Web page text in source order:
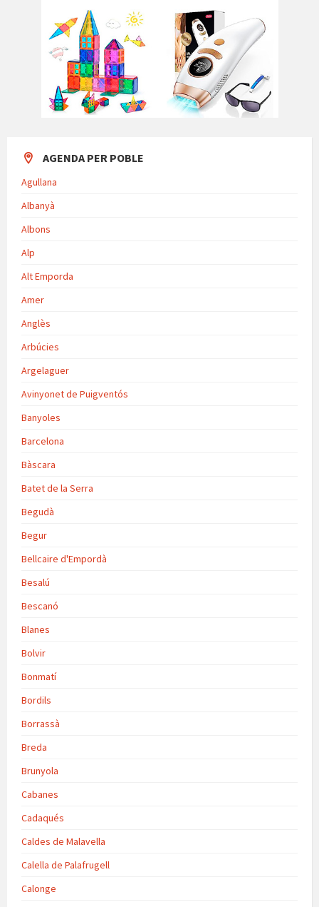
AGENDA PER POBLE
Agullana
Albanyà
Albons
Alp
Alt Emporda
Amer
Anglès
Arbúcies
Argelaguer
Avinyonet de Puigventós
Banyoles
Barcelona
Bàscara
Batet de la Serra
Begudà
Begur
Bellcaire d'Empordà
Besalú
Bescanó
Blanes
Bolvir
Bonmatí
Bordils
Borrassà
Breda
Brunyola
Cabanes
Cadaqués
Caldes de Malavella
Calella de Palafrugell
Calonge